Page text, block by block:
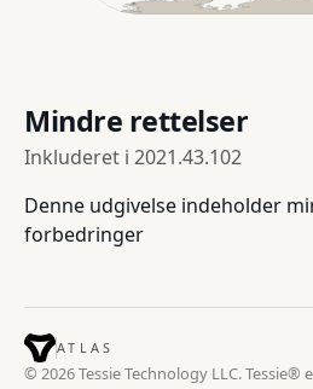
Mindre rettelser
Inkluderet i 2021.43.102
Denne udgivelse indeholder
forbedringer
ATLAS
© 2026 Tessie Technology LLC.